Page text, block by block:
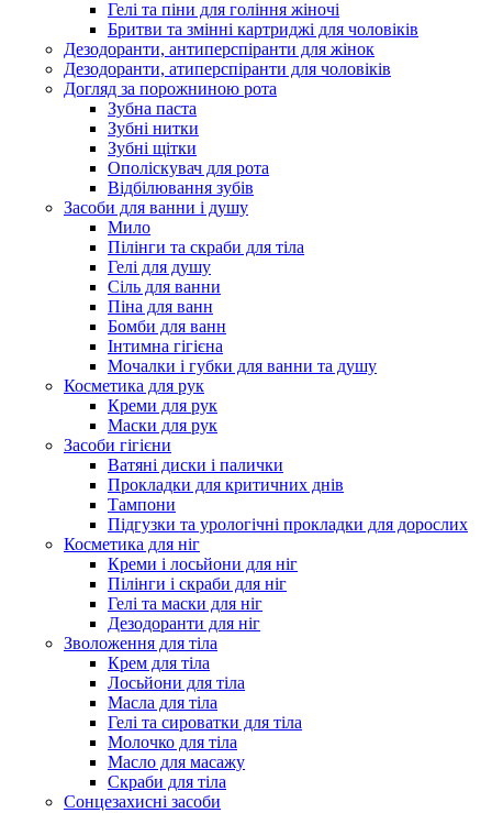
Гелі та піни для гоління жіночі
Бритви та змінні картриджі для чоловіків
Дезодоранти, антиперспіранти для жінок
Дезодоранти, атиперспіранти для чоловіків
Догляд за порожниною рота
Зубна паста
Зубні нитки
Зубні щітки
Ополіскувач для рота
Відбілювання зубів
Засоби для ванни і душу
Мило
Пілінги та скраби для тіла
Гелі для душу
Сіль для ванни
Піна для ванн
Бомби для ванн
Інтимна гігієна
Мочалки і губки для ванни та душу
Косметика для рук
Креми для рук
Маски для рук
Засоби гігієни
Ватяні диски і палички
Прокладки для критичних днів
Тампони
Підгузки та урологічні прокладки для дорослих
Косметика для ніг
Креми і лосьйони для ніг
Пілінги і скраби для ніг
Гелі та маски для ніг
Дезодоранти для ніг
Зволоження для тіла
Крем для тіла
Лосьйони для тіла
Масла для тіла
Гелі та сироватки для тіла
Молочко для тіла
Масло для масажу
Скраби для тіла
Сонцезахисні засоби